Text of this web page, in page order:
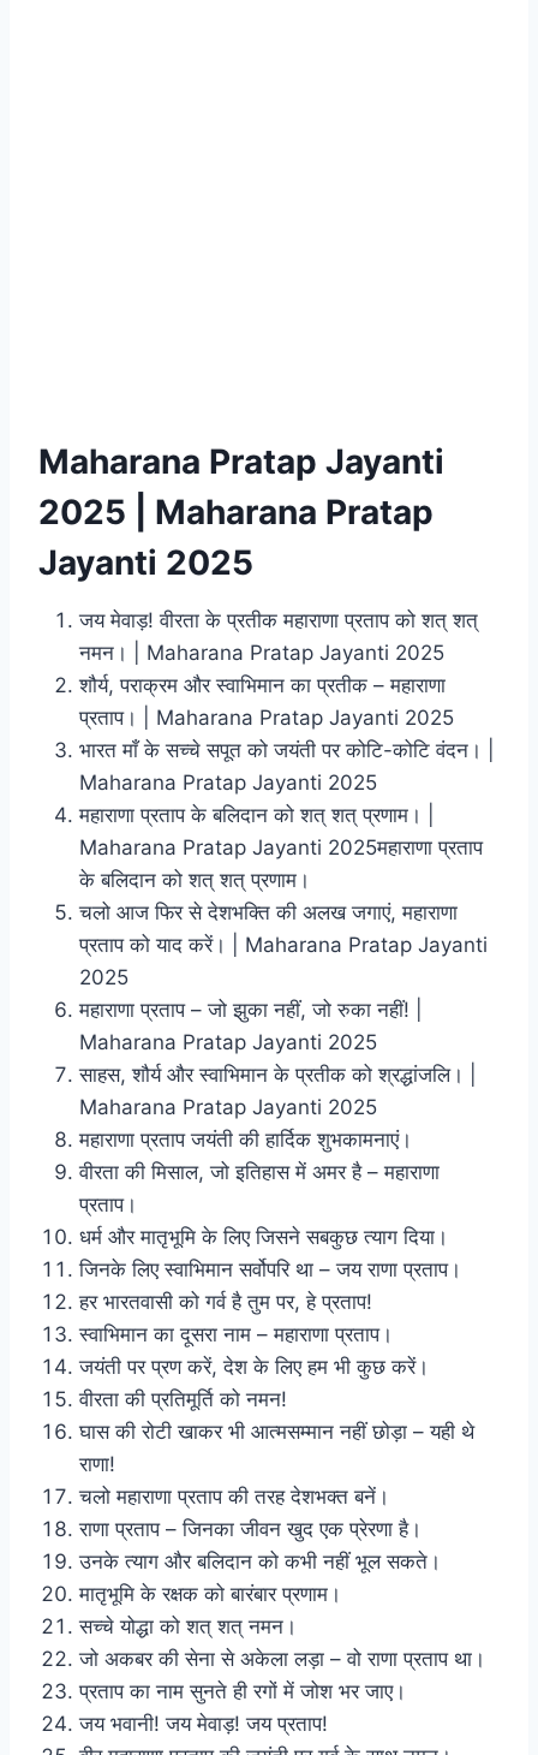
Maharana Pratap Jayanti
2025 | Maharana Pratap
Jayanti 2025
जय मेवाड़! वीरता के प्रतीक महाराणा प्रताप को शत् शत्
नमन। | Maharana Pratap Jayanti 2025
शौर्य, पराक्रम और स्वाभिमान का प्रतीक – महाराणा
प्रताप। | Maharana Pratap Jayanti 2025
भारत माँ के सच्चे सपूत को जयंती पर कोटि-कोटि वंदन। |
Maharana Pratap Jayanti 2025
महाराणा प्रताप के बलिदान को शत् शत् प्रणाम। |
Maharana Pratap Jayanti 2025महाराणा प्रताप
के बलिदान को शत् शत् प्रणाम।
चलो आज फिर से देशभक्ति की अलख जगाएं, महाराणा
प्रताप को याद करें। | Maharana Pratap Jayanti
2025
महाराणा प्रताप – जो झुका नहीं, जो रुका नहीं! |
Maharana Pratap Jayanti 2025
साहस, शौर्य और स्वाभिमान के प्रतीक को श्रद्धांजलि। |
Maharana Pratap Jayanti 2025
महाराणा प्रताप जयंती की हार्दिक शुभकामनाएं।
वीरता की मिसाल, जो इतिहास में अमर है – महाराणा
प्रताप।
धर्म और मातृभूमि के लिए जिसने सबकुछ त्याग दिया।
जिनके लिए स्वाभिमान सर्वोपरि था – जय राणा प्रताप।
हर भारतवासी को गर्व है तुम पर, हे प्रताप!
स्वाभिमान का दूसरा नाम – महाराणा प्रताप।
जयंती पर प्रण करें, देश के लिए हम भी कुछ करें।
वीरता की प्रतिमूर्ति को नमन!
घास की रोटी खाकर भी आत्मसम्मान नहीं छोड़ा – यही थे
राणा!
चलो महाराणा प्रताप की तरह देशभक्त बनें।
राणा प्रताप – जिनका जीवन खुद एक प्रेरणा है।
उनके त्याग और बलिदान को कभी नहीं भूल सकते।
मातृभूमि के रक्षक को बारंबार प्रणाम।
सच्चे योद्धा को शत् शत् नमन।
जो अकबर की सेना से अकेला लड़ा – वो राणा प्रताप था।
प्रताप का नाम सुनते ही रगों में जोश भर जाए।
जय भवानी! जय मेवाड़! जय प्रताप!